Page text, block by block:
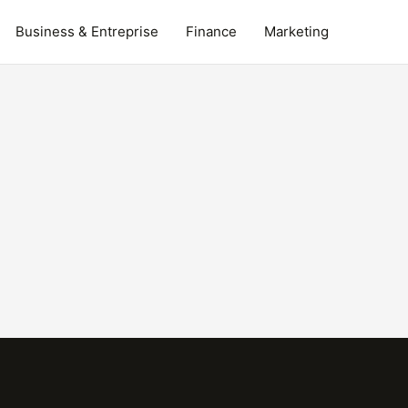
Business & Entreprise Finance Marketing